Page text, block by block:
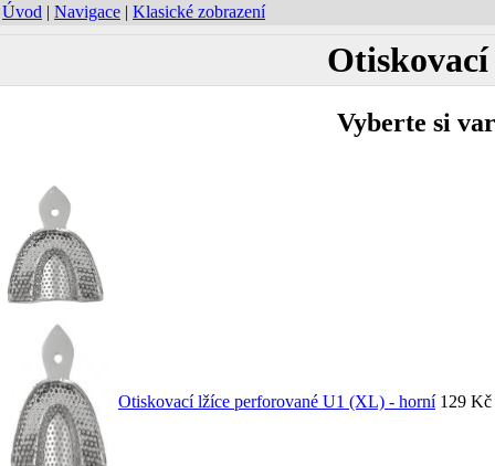
Úvod | Navigace | Klasické zobrazení
Vyberte si
Otiskovací lžíce perforované U1 (XL) - horní 129 Kč